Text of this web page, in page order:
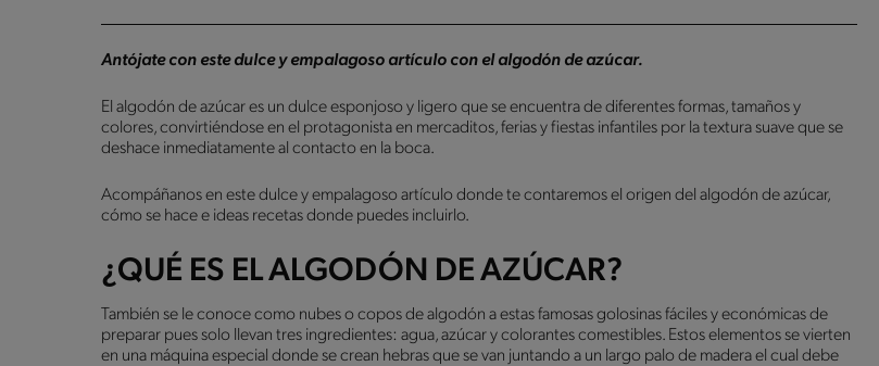
Antójate con este dulce y empalagoso artículo con el algodón de azúcar.
El algodón de azúcar es un dulce esponjoso y ligero que se encuentra de diferentes formas, tamaños y
colores, convirtiéndose en el protagonista en mercaditos, ferias y fiestas infantiles por la textura suave que se
deshace inmediatamente al contacto en la boca.
Acompáñanos en este dulce y empalagoso artículo donde te contaremos el origen del algodón de azúcar,
cómo se hace e ideas recetas donde puedes incluirlo.
¿QUÉ ES EL ALGODÓN DE AZÚCAR?
También se le conoce como nubes o copos de algodón a estas famosas golosinas fáciles y económicas de
preparar pues solo llevan tres ingredientes: agua, azúcar y colorantes comestibles. Estos elementos se vierten
en una máquina especial donde se crean hebras que se van juntando a un largo palo de madera el cual debe